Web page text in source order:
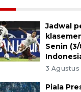
Jadwal
Senin
3 Agustus
Piala